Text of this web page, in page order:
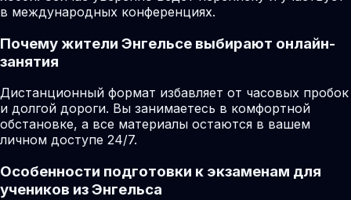
в международных конференциях.
Почему жители Энгельсе выбирают онлайн-
занятия
Дистанционный формат избавляет от часовых пробок
и долгой дороги. Вы занимаетесь в комфортной
обстановке, а все материалы остаются в вашем
личном доступе 24/7.
Особенности подготовки к экзаменам для
учеников из Энгельса